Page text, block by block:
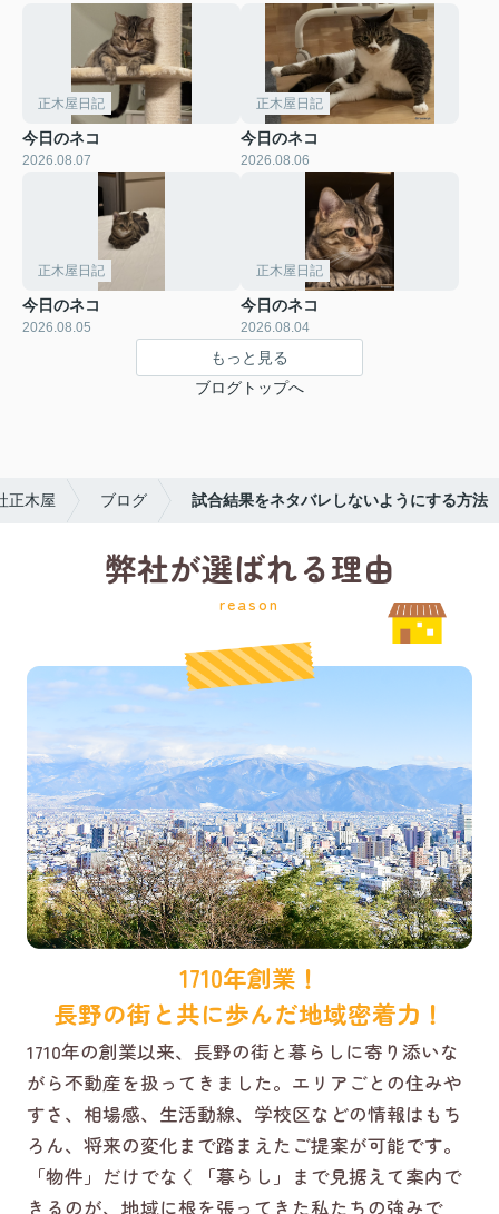
正木屋日記
今日のネコ
2026.08.07
正木屋日記
今日のネコ
2026.08.06
正木屋日記
今日のネコ
2026.08.05
正木屋日記
今日のネコ
2026.08.04
もっと見る
ブログトップへ
正木屋 ブログ 試合結果をネタバレしないようにする方法
弊社が選ばれる理由
reason
1710年創業！
長野の街と共に歩んだ地域密着力！
1710年の創業以来、長野の街と暮らしに寄り添いな
がら不動産を扱ってきました。エリアごとの住みや
すさ、相場感、生活動線、学校区などの情報はもち
ろん、将来の変化まで踏まえたご提案が可能です。
「物件」だけでなく「暮らし」まで見据えて案内で
きるのが、地域に根を張ってきた私たちの強みで